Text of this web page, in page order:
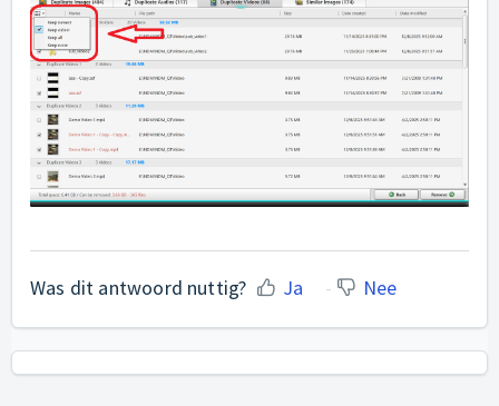
Was dit antwoord nuttig? Ja Nee